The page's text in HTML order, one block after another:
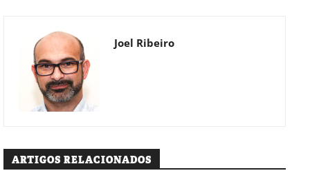
Joel Ribeiro
ARTIGOS RELACIONADOS